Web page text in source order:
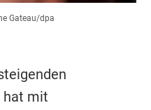
Gateau/dpa
hat mit